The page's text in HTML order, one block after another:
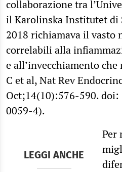
collaborazione tra
il Karolinska Institutet di
2018 richiamava il vasto
correlabili alla
e all’invecchiamento
C et al, Nat Rev
Oct;14(10):576-590.
0059-4).
LEGGI ANCHE
Per